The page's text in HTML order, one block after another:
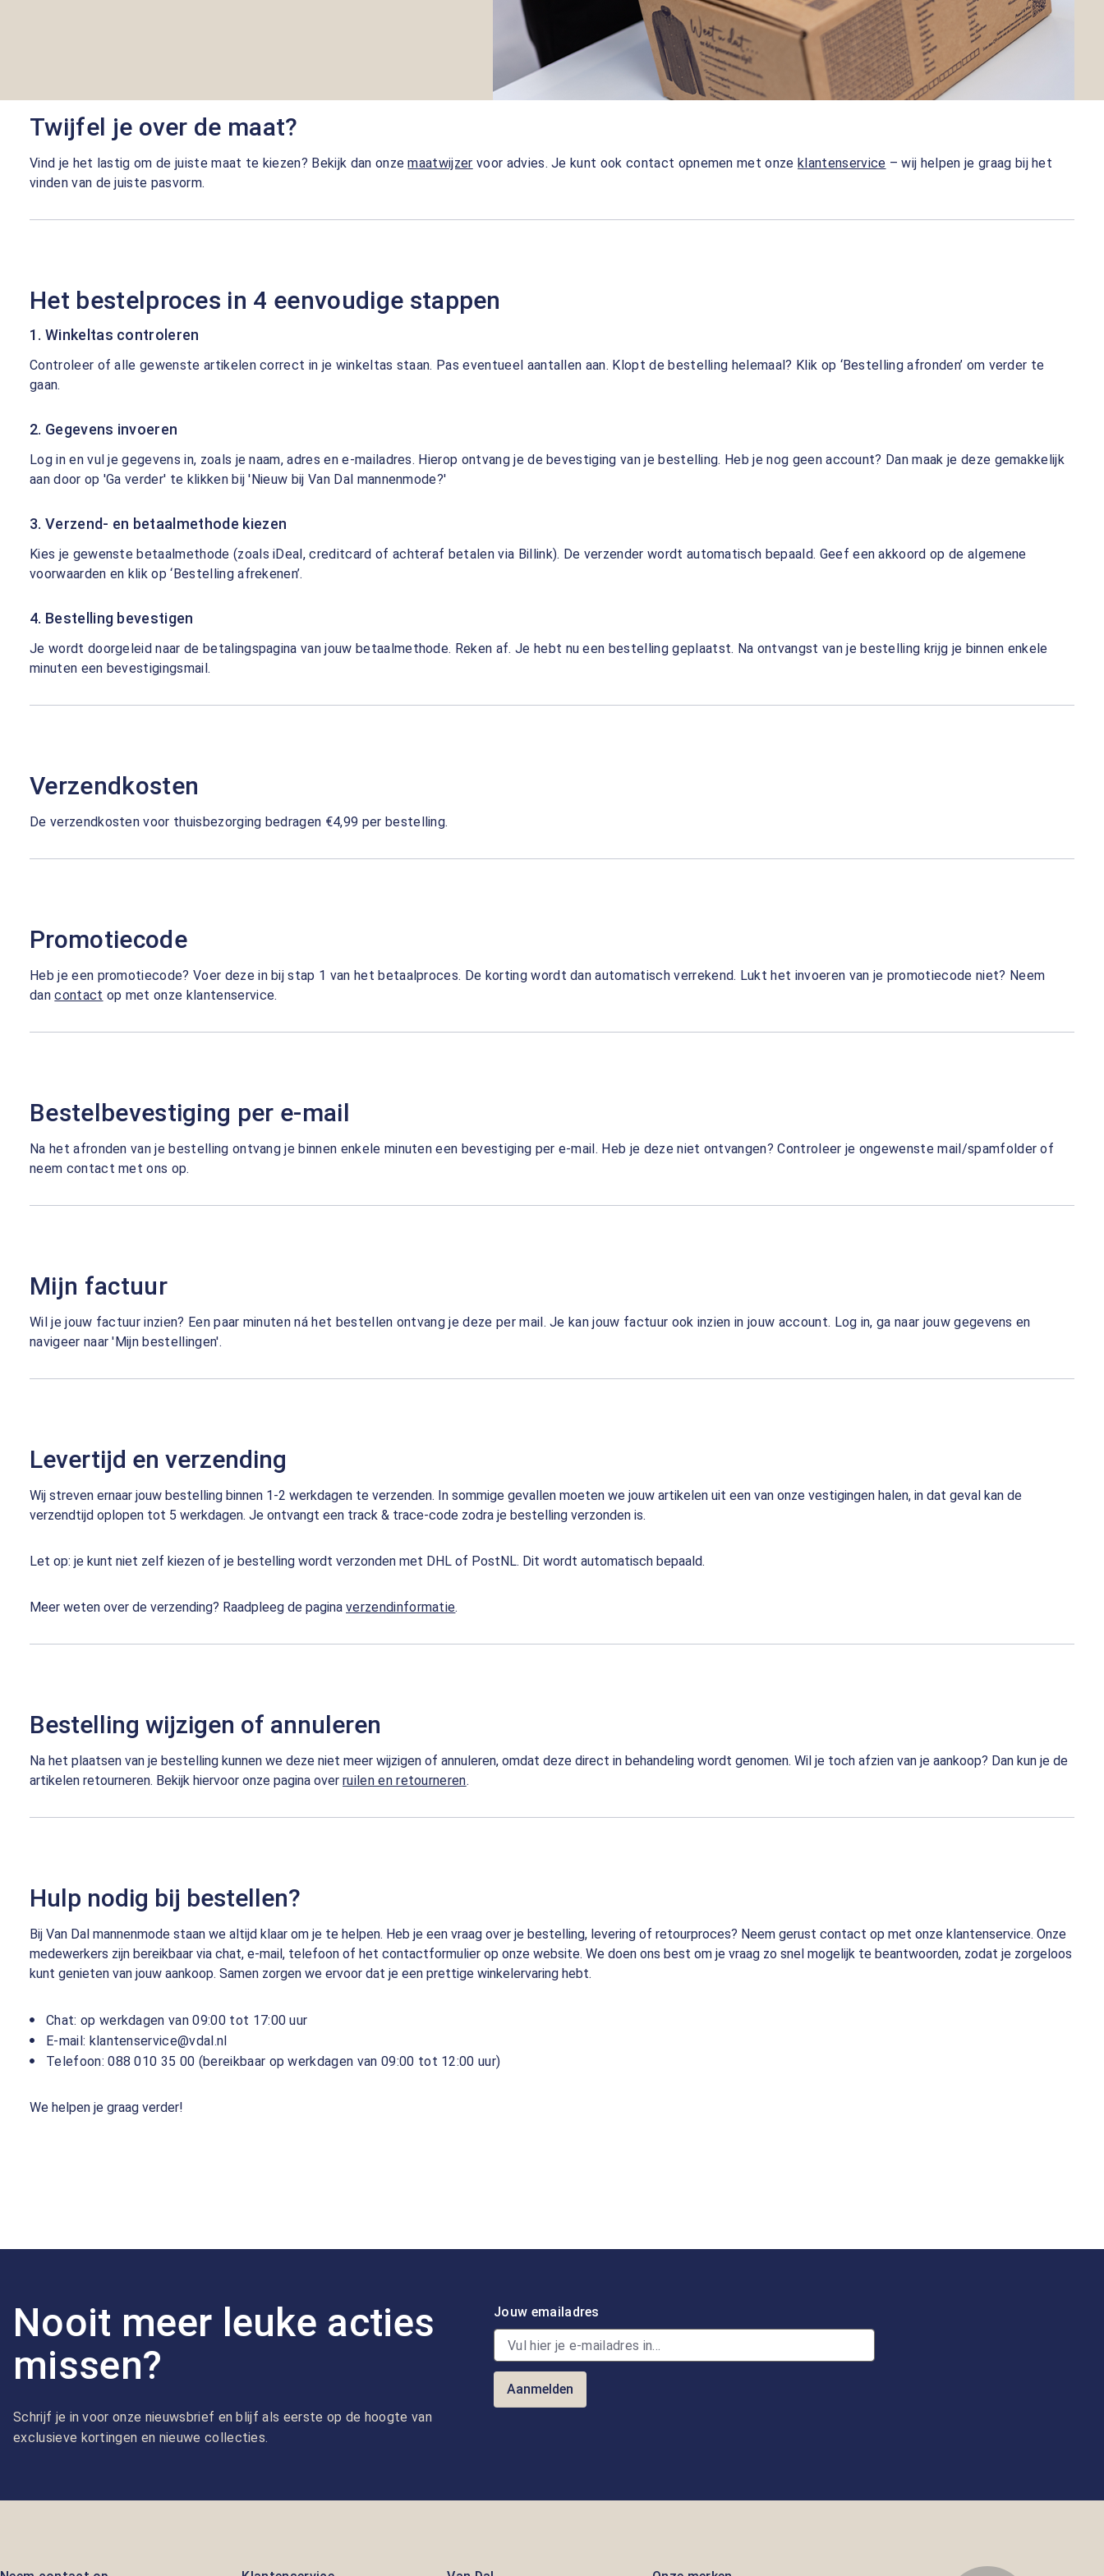
Twijfel je over de maat?
Vind je het lastig om de juiste maat te kiezen? Bekijk dan onzemaatwijzer voor advies. Je kunt ook contact opnemen met onzeklantenservice – wij helpen je graag bij het
vinden van de juiste pasvorm.
Het bestelproces in 4 eenvoudige stappen
1. Winkeltas controleren
Controleer of alle gewenste artikelen correct in je winkeltas staan. Pas eventueel aantallen aan. Klopt de bestelling helemaal? Klik op ‘Bestelling afronden’ om verder te
gaan.
2. Gegevens invoeren
Log in en vul je gegevens in, zoals je naam, adres en e-mailadres. Hierop ontvang je de bevestiging van je bestelling. Heb je nog geen account? Dan maak je deze gemakkelijk
aan door op 'Ga verder' te klikken bij 'Nieuw bij Van Dal mannenmode?'
3. Verzend- en betaalmethode kiezen
Kies je gewenste betaalmethode (zoals iDeal, creditcard of achteraf betalen via Billink). De verzender wordt automatisch bepaald. Geef een akkoord op de algemene
voorwaarden en klik op ‘Bestelling afrekenen’.
4. Bestelling bevestigen
Je wordt doorgeleid naar de betalingspagina van jouw betaalmethode. Reken af. Je hebt nu een bestelling geplaatst. Na ontvangst van je bestelling krijg je binnen enkele
minuten een bevestigingsmail.
Verzendkosten
De verzendkosten voor thuisbezorging bedragen €4,99 per bestelling.
Promotiecode
Heb je een promotiecode? Voer deze in bij stap 1 van het betaalproces. De korting wordt dan automatisch verrekend. Lukt het invoeren van je promotiecode niet? Neem
dancontact op met onze klantenservice.
Bestelbevestiging per e-mail
Na het afronden van je bestelling ontvang je binnen enkele minuten een bevestiging per e-mail. Heb je deze niet ontvangen? Controleer je ongewenste mail/spamfolder of
neem contact met ons op.
Mijn factuur
Wil je jouw factuur inzien? Een paar minuten ná het bestellen ontvang je deze per mail. Je kan jouw factuur ook inzien in jouw account. Log in, ga naar jouw gegevens en
navigeer naar 'Mijn bestellingen'.
Levertijd en verzending
Wij streven ernaar jouw bestelling binnen 1-2 werkdagen te verzenden. In sommige gevallen moeten we jouw artikelen uit een van onze vestigingen halen, in dat geval kan de
verzendtijd oplopen tot 5 werkdagen. Je ontvangt een track & trace-code zodra je bestelling verzonden is.
Let op: je kunt niet zelf kiezen of je bestelling wordt verzonden met DHL of PostNL. Dit wordt automatisch bepaald.
Meer weten over de verzending? Raadpleeg de pagina verzendinformatie.
Bestelling wijzigen of annuleren
Na het plaatsen van je bestelling kunnen we deze niet meer wijzigen of annuleren, omdat deze direct in behandeling wordt genomen. Wil je toch afzien van je aankoop? Dan kun je de
artikelen retourneren. Bekijk hiervoor onze pagina over ruilen en retourneren.
Hulp nodig bij bestellen?
Bij Van Dal mannenmode staan we altijd klaar om je te helpen. Heb je een vraag over je bestelling, levering of retourproces? Neem gerust contact op met onze klantenservice. Onze
medewerkers zijn bereikbaar via chat, e-mail, telefoon of het contactformulier op onze website. We doen ons best om je vraag zo snel mogelijk te beantwoorden, zodat je zorgeloos
kunt genieten van jouw aankoop. Samen zorgen we ervoor dat je een prettige winkelervaring hebt.
Chat: op werkdagen van 09:00 tot 17:00 uur
E-mail: klantenservice@vdal.nl
Telefoon: 088 010 35 00 (bereikbaar op werkdagen van 09:00 tot 12:00 uur)
We helpen je graag verder!
Nooit meer leuke acties
missen?
Schrijf je in voor onze nieuwsbrief en blijf als eerste op de hoogte van
exclusieve kortingen en nieuwe collecties.
Jouw emailadres
Aanmelden